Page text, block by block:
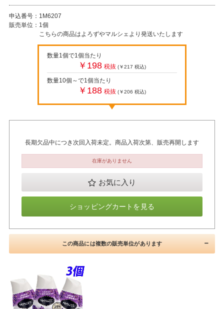
申込番号： 1M6207
販売単位： 1個
こちらの商品はよろずやマルシェより発送いたします
数量1個で1個当たり
￥198 税抜 (￥217 税込)
数量10個～で1個当たり
￥188 税抜 (￥206 税込)
長期欠品中につき次回入荷未定。商品入荷次第、販売再開します
在庫がありません
お気に入り
ショッピングカートを見る
この商品には複数の販売単位があります